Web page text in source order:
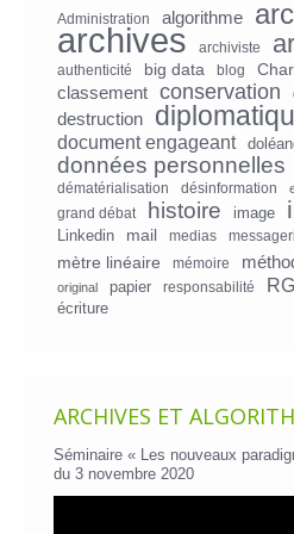
Administration algorithme
archives archiviste
authenticité big data blog
classement
conservation
destruction
document engageant
données personnelles
dématérialisation désinformation
grand débat histoire image
Linkedin mail medias
mètre linéaire mémoire
original papier responsabilité
écriture
ARCHIVES ET
Séminaire « Les nouveaux
du 3 novembre 2020